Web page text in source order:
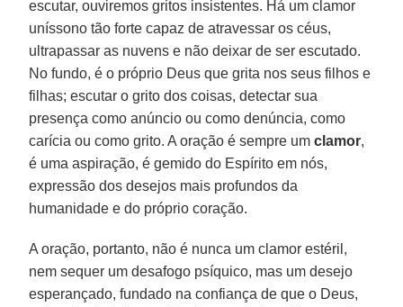
escutar, ouviremos gritos insistentes. Há um clamor
uníssono tão forte capaz de atravessar os céus,
ultrapassar as nuvens e não deixar de ser escutado.
No fundo, é o próprio Deus que grita nos seus filhos e
filhas; escutar o grito dos coisas, detectar sua
presença como anúncio ou como denúncia, como
carícia ou como grito. A oração é sempre umclamor,
é uma aspiração, é gemido do Espírito em nós,
expressão dos desejos mais profundos da
humanidade e do próprio coração.
A oração, portanto, não é nunca um clamor estéril,
nem sequer um desafogo psíquico, mas um desejo
esperançado, fundado na confiança de que o Deus,